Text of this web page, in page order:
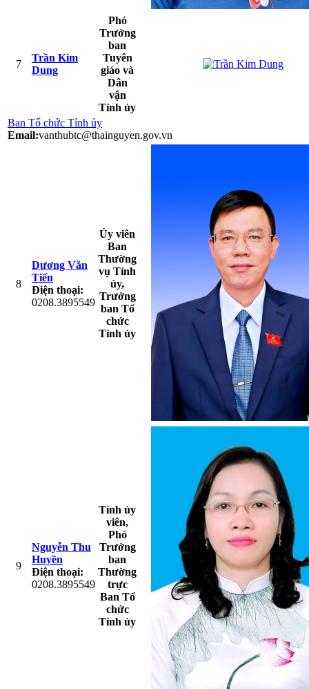
7
Trần Kim
Dung
Phó
Trưởng
ban
Tuyên
giáo và
Dân
vận
Tỉnh ủy
Ban Tổ chức Tỉnh ủy
Email:vanthubtc@thainguyen.gov.vn
8
Dương Văn
Tiến
Điện thoại:
0208.3895549
Ủy viên
Ban
Thường
vụ Tỉnh
ủy,
Trưởng
ban Tổ
chức
Tỉnh ủy
9
Nguyễn Thu
Huyền
Điện thoại:
0208.3895549
Tỉnh ủy
viên,
Phó
Trưởng
ban
Thường
trực
Ban Tổ
chức
Tỉnh ủy